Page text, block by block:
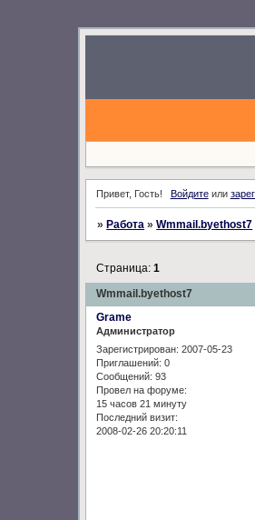
Привет, Гость! Войдитеили
» Работа »Wmmail.byethost7
Wmmail.byethost7
Страница:1
Grame
Администратор
Зарегистрирован: 2007-05-23
Приглашений: 0
Сообщений: 93
Провел на форуме:
15 часов 21 минуту
Последний визит:
2008-02-26 20:20:11